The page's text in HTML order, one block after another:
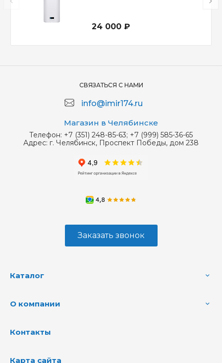
24 000 ₽
СВЯЗАТЬСЯ С НАМИ
info@imir174.ru
Магазин в Челябинске
Телефон: +7 (351) 248-85-63; +7 (999) 585-36-65
Адрес: г. Челябинск, Проспект Победы, дом 238
Заказать звонок
Каталог
О компании
Контакты
Карта сайта